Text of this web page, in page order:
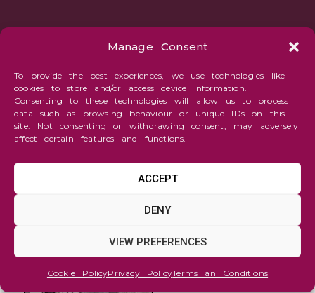
Manage Consent
To provide the best experiences, we use technologies like
cookies to store and/or access device information.
Consenting to these technologies will allow us to process
data such as browsing behaviour or unique IDs on this
site. Not consenting or withdrawing consent, may adversely
affect certain features and functions.
ACCEPT
DENY
VIEW PREFERENCES
Cookie PolicyPrivacy PolicyTerms an Conditions
Figure
Portrait
MARILYN